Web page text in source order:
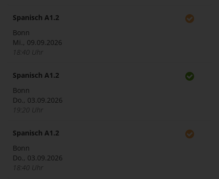
Spanisch A1.2
Bonn
Mi., 09.09.2026
18:40 Uhr
Spanisch A1.2
Bonn
Do., 03.09.2026
19:20 Uhr
Spanisch A1.2
Bonn
Do., 03.09.2026
18:40 Uhr